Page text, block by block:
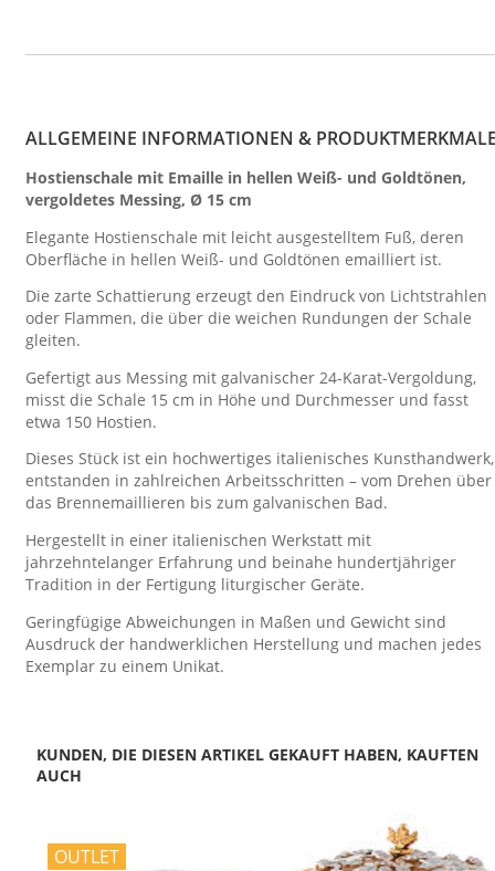
ALLGEMEINE INFORMATIONEN &
Hostienschale mit Emaille in hellen Weiß- und Goldtönen,
vergoldetes Messing, Ø 15 cm
Elegante Hostienschale mit leicht ausgestelltem Fuß, deren
Oberfläche in hellen Weiß- und Goldtönen emailliert ist.
Die zarte Schattierung erzeugt den Eindruck von Lichtstrahlen
oder Flammen, die über die weichen Rundungen der Schale
gleiten.
Gefertigt aus Messing mit galvanischer 24-Karat-Vergoldung,
misst die Schale 15 cm in Höhe und Durchmesser und fasst
etwa 150 Hostien.
Dieses Stück ist ein hochwertiges italienisches Kunsthandwerk,
entstanden in zahlreichen Arbeitsschritten – vom Drehen über
das Brennemaillieren bis zum galvanischen Bad.
Hergestellt in einer italienischen Werkstatt mit
jahrzehntelanger Erfahrung und beinahe hundertjähriger
Tradition in der Fertigung liturgischer Geräte.
Geringfügige Abweichungen in Maßen und Gewicht sind
Ausdruck der handwerklichen Herstellung und machen jedes
Exemplar zu einem Unikat.
KUNDEN, DIE DIESEN ARTIKEL GEKAUFT HABEN, KAUFTEN
AUCH
OUTLET